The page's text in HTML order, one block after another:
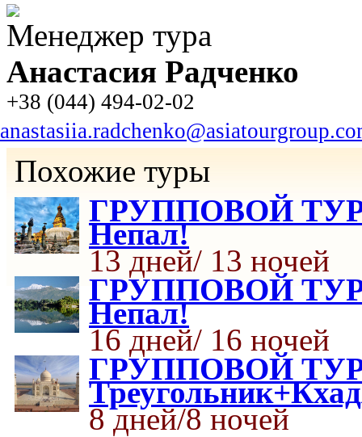
Менеджер тура
Анастасия Радченко
+38 (044) 494-02-02
Похожие туры
ГРУППОВОЙ ТУР
Непал!
13 дней/ 13 ночей
ГРУППОВОЙ ТУР
Непал!
16 дней/ 16 ночей
ГРУППОВОЙ ТУР
8 дней/8 ночей